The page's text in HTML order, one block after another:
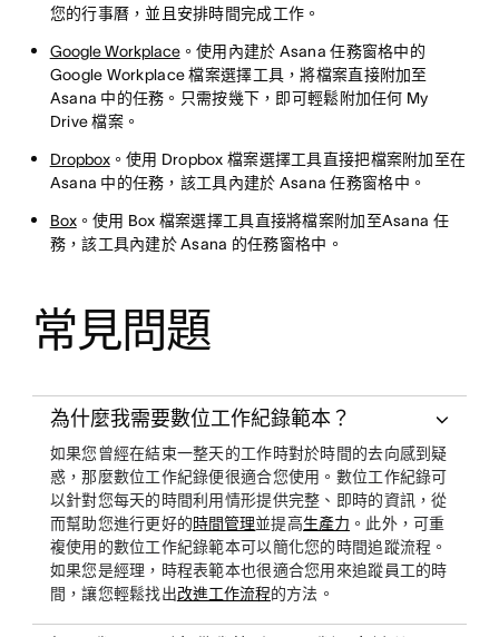
您的行事曆，並且安排時間完成工作。
Google Workplace。使用內建於 Asana 任務窗格中的
Google Workplace 檔案選擇工具，將檔案直接附加至
Asana 中的任務。只需按幾下，即可輕鬆附加任何 My
Drive 檔案。
Dropbox。使用 Dropbox 檔案選擇工具直接把檔案附加至在
Asana 中的任務，該工具內建於 Asana 任務窗格中。
Box。使用 Box 檔案選擇工具直接將檔案附加至Asana 任
務，該工具內建於 Asana 的任務窗格中。
常見問題
為什麼我需要數位工作紀錄範本？
如果您曾經在結束一整天的工作時對於時間的去向感到疑
惑，那麼數位工作紀錄便很適合您使用。數位工作紀錄可
以針對您每天的時間利用情形提供完整、即時的資訊，從
而幫助您進行更好的時間管理並提高生產力 。此外，可重
複使用的數位工作紀錄範本可以簡化您的時間追蹤流程。
如果您是經理，時程表範本也很適合您用來追蹤員工的時
間，讓您輕鬆找出改進工作流程的方法。